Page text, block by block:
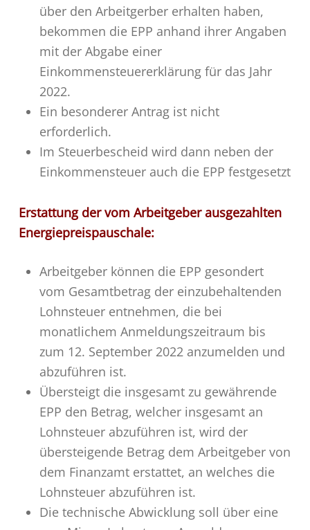
über den Arbeitgerber erhalten haben,
bekommen die EPP anhand ihrer Angaben
mit der Abgabe einer
Einkommensteuererklärung für das Jahr
2022.
Ein besonderer Antrag ist nicht
erforderlich.
Im Steuerbescheid wird dann neben der
Einkommensteuer auch die EPP festgesetzt
Erstattung der vom Arbeitgeber ausgezahlten
Energiepreispauschale:
Arbeitgeber können die EPP gesondert
vom Gesamtbetrag der einzubehaltenden
Lohnsteuer entnehmen, die bei
monatlichem Anmeldungszeitraum bis
zum 12. September 2022 anzumelden und
abzuführen ist.
Übersteigt die insgesamt zu gewährende
EPP den Betrag, welcher insgesamt an
Lohnsteuer abzuführen ist, wird der
übersteigende Betrag dem Arbeitgeber von
dem Finanzamt erstattet, an welches die
Lohnsteuer abzuführen ist.
Die technische Abwicklung soll über eine